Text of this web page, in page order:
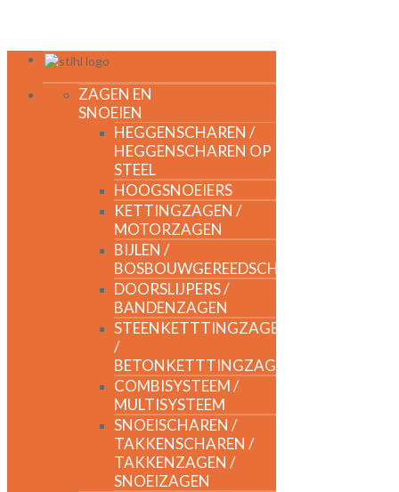
ZAGEN EN
SNOEIEN
HEGGENSCHAREN /
HEGGENSCHAREN OP
STEEL
HOOGSNOEIERS
KETTINGZAGEN /
MOTORZAGEN
BIJLEN /
BOSBOUWGEREEDSCHAP
DOORSLIJPERS /
BANDENZAGEN
STEENKETTTINGZAGEN
/
BETONKETTTINGZAGEN
COMBISYSTEEM /
MULTISYSTEEM
SNOEISCHAREN /
TAKKENSCHAREN /
TAKKENZAGEN /
SNOEIZAGEN